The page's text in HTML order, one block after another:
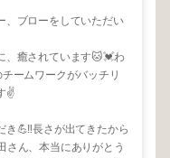
、ブローをしていただい
、癒されています🐱💓わ
ームワークがバッチリ
✌️
き💪‼️長さが出てきたから
さん、本当にありがとう